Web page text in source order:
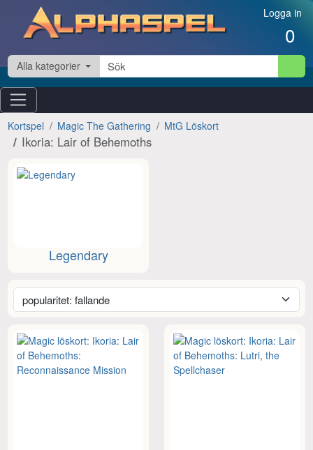
Hoppa till innehåll Logga in
0
Alla kategorier
Kortspel Magic The Gathering MtG Löskort
Ikoria: Lair of Behemoths
Legendary